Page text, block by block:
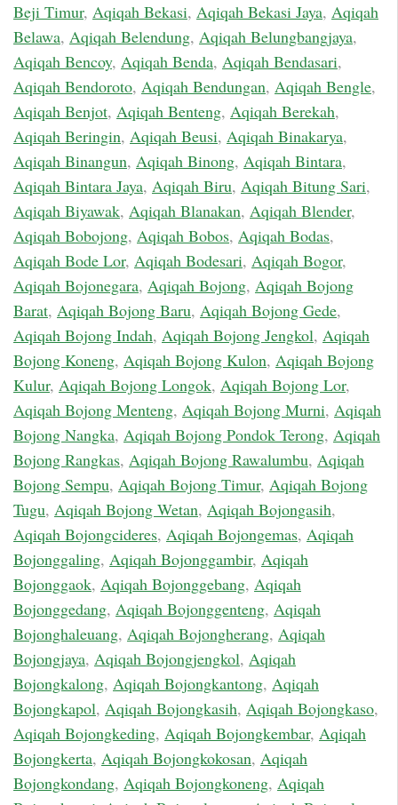
Beji Timur, Aqiqah Bekasi, Aqiqah Bekasi Jaya, Aqiqah
Belawa, Aqiqah Belendung, Aqiqah Belungbangjaya,
Aqiqah Bencoy, Aqiqah Benda, Aqiqah Bendasari,
Aqiqah Bendoroto, Aqiqah Bendungan, Aqiqah Bengle,
Aqiqah Benjot, Aqiqah Benteng, Aqiqah Berekah,
Aqiqah Beringin, Aqiqah Beusi, Aqiqah Binakarya,
Aqiqah Binangun, Aqiqah Binong, Aqiqah Bintara,
Aqiqah Bintara Jaya, Aqiqah Biru, Aqiqah Bitung Sari,
Aqiqah Biyawak, Aqiqah Blanakan, Aqiqah Blender,
Aqiqah Bobojong, Aqiqah Bobos, Aqiqah Bodas,
Aqiqah Bode Lor, Aqiqah Bodesari, Aqiqah Bogor,
Aqiqah Bojonegara, Aqiqah Bojong, Aqiqah Bojong
Barat, Aqiqah Bojong Baru, Aqiqah Bojong Gede,
Aqiqah Bojong Indah, Aqiqah Bojong Jengkol, Aqiqah
Bojong Koneng, Aqiqah Bojong Kulon, Aqiqah Bojong
Kulur, Aqiqah Bojong Longok, Aqiqah Bojong Lor,
Aqiqah Bojong Menteng, Aqiqah Bojong Murni, Aqiqah
Bojong Nangka, Aqiqah Bojong Pondok Terong, Aqiqah
Bojong Rangkas, Aqiqah Bojong Rawalumbu, Aqiqah
Bojong Sempu, Aqiqah Bojong Timur, Aqiqah Bojong
Tugu, Aqiqah Bojong Wetan, Aqiqah Bojongasih,
Aqiqah Bojongcideres, Aqiqah Bojongemas, Aqiqah
Bojonggaling, Aqiqah Bojonggambir, Aqiqah
Bojonggaok, Aqiqah Bojonggebang, Aqiqah
Bojonggedang, Aqiqah Bojonggenteng, Aqiqah
Bojonghaleuang, Aqiqah Bojongherang, Aqiqah
Bojongjaya, Aqiqah Bojongjengkol, Aqiqah
Bojongkalong, Aqiqah Bojongkantong, Aqiqah
Bojongkapol, Aqiqah Bojongkasih, Aqiqah Bojongkaso,
Aqiqah Bojongkeding, Aqiqah Bojongkembar, Aqiqah
Bojongkerta, Aqiqah Bojongkokosan, Aqiqah
Bojongkondang, Aqiqah Bojongkoneng, Aqiqah